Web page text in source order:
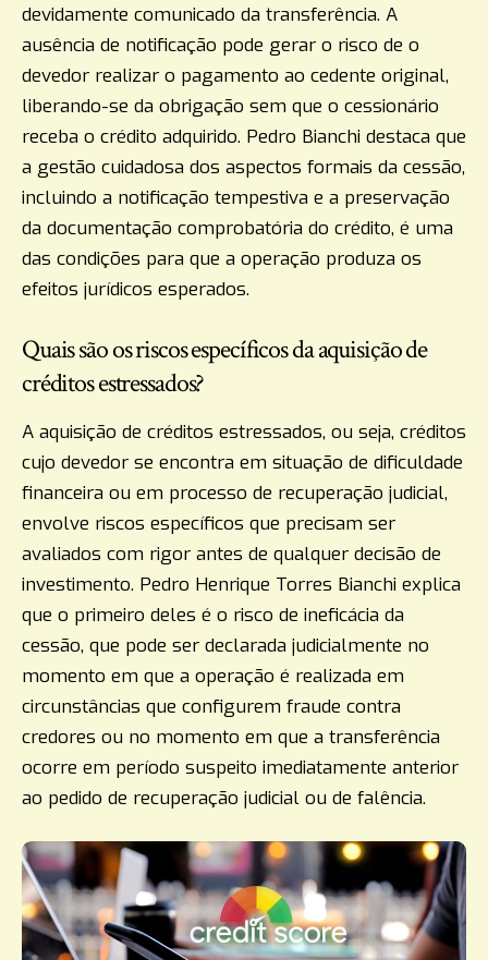
devidamente comunicado da transferência. A
ausência de notificação pode gerar o risco de o
devedor realizar o pagamento ao cedente original,
liberando-se da obrigação sem que o cessionário
receba o crédito adquirido. Pedro Bianchi destaca que
a gestão cuidadosa dos aspectos formais da cessão,
incluindo a notificação tempestiva e a preservação
da documentação comprobatória do crédito, é uma
das condições para que a operação produza os
efeitos jurídicos esperados.
Quais são os riscos específicos da aquisição de
créditos estressados?
A aquisição de créditos estressados, ou seja, créditos
cujo devedor se encontra em situação de dificuldade
financeira ou em processo de recuperação judicial,
envolve riscos específicos que precisam ser
avaliados com rigor antes de qualquer decisão de
investimento. Pedro Henrique Torres Bianchi explica
que o primeiro deles é o risco de ineficácia da
cessão, que pode ser declarada judicialmente no
momento em que a operação é realizada em
circunstâncias que configurem fraude contra
credores ou no momento em que a transferência
ocorre em período suspeito imediatamente anterior
ao pedido de recuperação judicial ou de falência.